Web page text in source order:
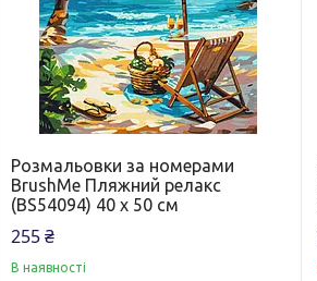
Залишилось 6 днів
Розмальовки за номерами
BrushMe Пляжний релакс
(BS54094) 40 х 50 см
255 ₴
В наявності